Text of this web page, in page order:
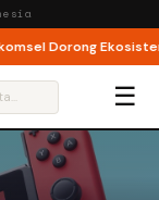
Dorong Ekosistem
☰